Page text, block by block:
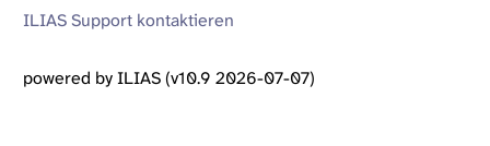
ILIAS Support kontaktieren
powered by ILIAS (v10.9 2026-07-07)